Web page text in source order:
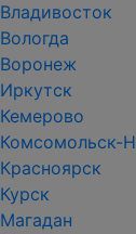
Владивосток
Вологда
Воронеж
Иркутск
Кемерово
Комсомольск-
Красноярск
Курск
Магадан